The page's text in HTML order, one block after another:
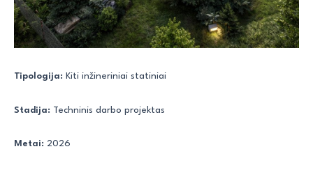
Tipologija: Kiti inžineriniai statiniai
Stadija: Techninis darbo projektas
Metai: 2026